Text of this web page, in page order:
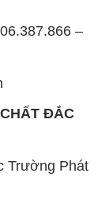
11h – Buổi
chiều: từ